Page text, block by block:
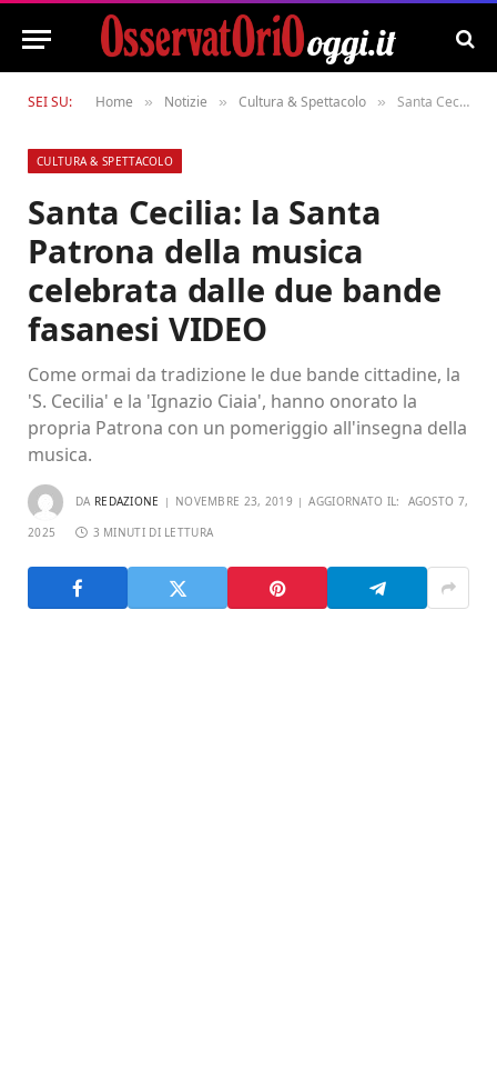
SEI SU: Home » Notizie » Cultura & Spettacolo » Santa Cecilia: la Santa Patrona della musica celebrata dalle due bande fasanesi VIDEO
CULTURA & SPETTACOLO
Santa Cecilia: la Santa
Patrona della musica
celebrata dalle due bande
fasanesi VIDEO
Come ormai da tradizione le due bande cittadine, la
'S. Cecilia' e la 'Ignazio Ciaia', hanno onorato la
propria Patrona con un pomeriggio all'insegna della
musica.
DA REDAZIONE NOVEMBRE 23, 2019 AGGIORNATO IL: AGOSTO 7,
2025 3 MINUTI DI LETTURA